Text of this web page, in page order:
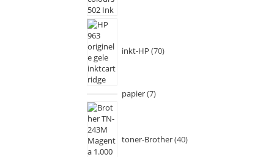
inkt-HP 70
papier 7
toner-Brother 40